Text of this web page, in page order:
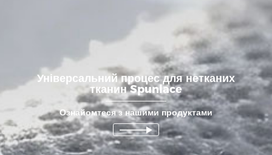
Універсальний процес для нетканих
тканин Spunlace
Ознайомтеся з нашими продуктами